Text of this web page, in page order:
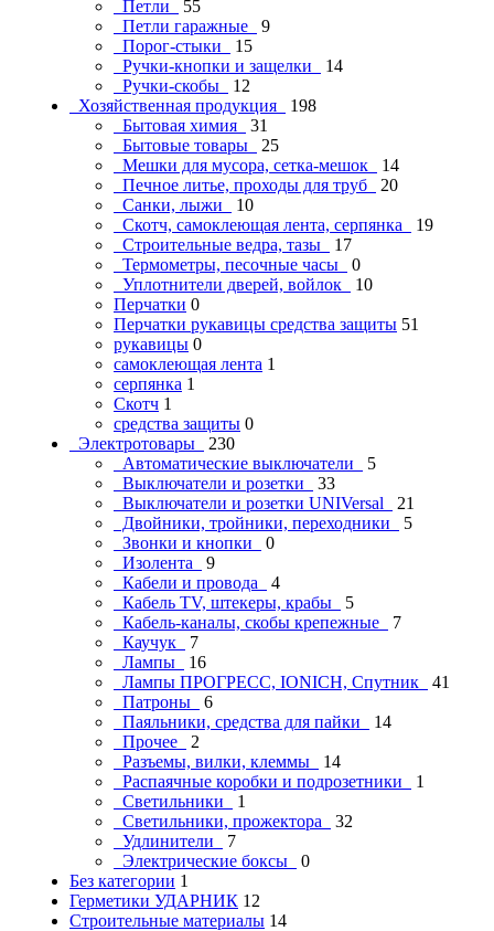
Петли
55
Петли гаражные
9
Порог-стыки
15
Ручки-кнопки и защелки
14
Ручки-скобы
12
Хозяйственная продукция
198
Бытовая химия
31
Бытовые товары
25
Мешки для мусора, сетка-мешок
14
Печное литье, проходы для труб
20
Санки, лыжи
10
Скотч, самоклеющая лента, серпянка
19
Строительные ведра, тазы
17
Термометры, песочные часы
0
Уплотнители дверей, войлок
10
Перчатки 0
Перчатки рукавицы средства защиты 51
рукавицы 0
самоклеющая лента 1
серпянка 1
Скотч 1
средства защиты 0
Электротовары
230
Автоматические выключатели
5
Выключатели и розетки
33
Выключатели и розетки UNIVersal
21
Двойники, тройники, переходники
5
Звонки и кнопки
0
Изолента
9
Кабели и провода
4
Кабель TV, штекеры, крабы
5
Кабель-каналы, скобы крепежные
7
Каучук
7
Лампы
16
Лампы ПРОГРЕСС, IONICH, Спутник
41
Патроны
6
Паяльники, средства для пайки
14
Прочее
2
Разъемы, вилки, клеммы
14
Распаячные коробки и подрозетники
1
Светильники
1
Светильники, прожектора
32
Удлинители
7
Электрические боксы
0
Без категории 1
Герметики УДАРНИК 12
Строительные материалы 14